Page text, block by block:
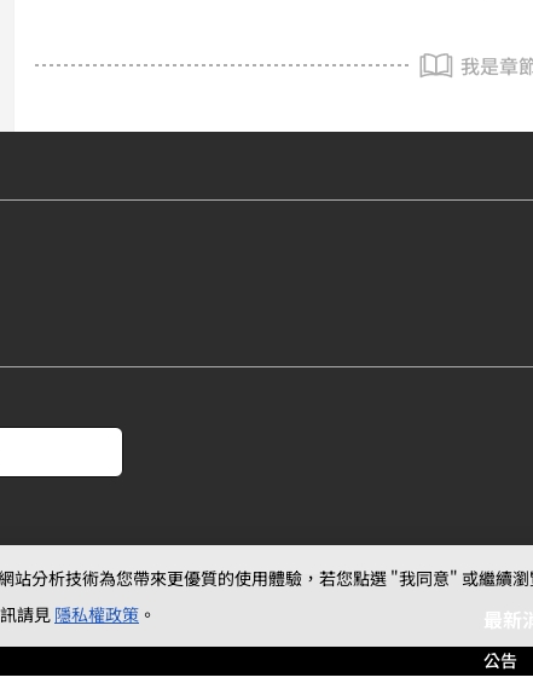
我是章
最新
公告
站分析技術為您帶來更優質的使用體驗，若您點選 "我同意" 或繼續
請見 隱私權政策 。